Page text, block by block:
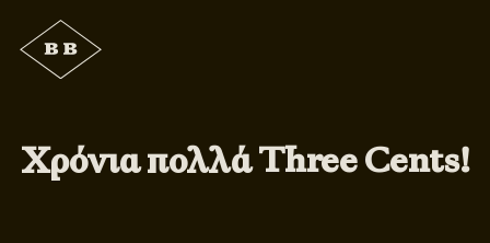
Χρόνια πολλά Three Cents!